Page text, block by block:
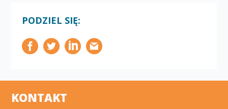
PODZIEL SIĘ:
KONTAKT